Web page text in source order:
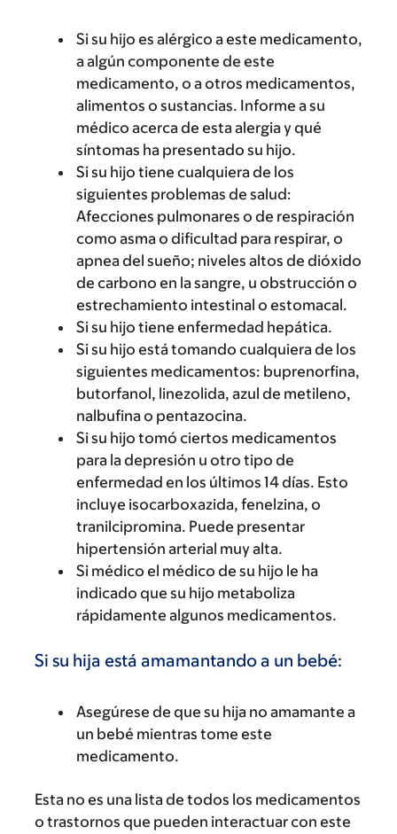
Si su hijo es alérgico a este medicamento,
a algún componente de este
medicamento, o a otros medicamentos,
alimentos o sustancias. Informe a su
médico acerca de esta alergia y qué
síntomas ha presentado su hijo.
Si su hijo tiene cualquiera de los
siguientes problemas de salud:
Afecciones pulmonares o de respiración
como asma o dificultad para respirar, o
apnea del sueño; niveles altos de dióxido
de carbono en la sangre, u obstrucción o
estrechamiento intestinal o estomacal.
Si su hijo tiene enfermedad hepática.
Si su hijo está tomando cualquiera de los
siguientes medicamentos: buprenorfina,
butorfanol, linezolida, azul de metileno,
nalbufina o pentazocina.
Si su hijo tomó ciertos medicamentos
para la depresión u otro tipo de
enfermedad en los últimos 14 días. Esto
incluye isocarboxazida, fenelzina, o
tranilcipromina. Puede presentar
hipertensión arterial muy alta.
Si médico el médico de su hijo le ha
indicado que su hijo metaboliza
rápidamente algunos medicamentos.
Si su hija está amamantando a un bebé:
Asegúrese de que su hija no amamante a
un bebé mientras tome este
medicamento.
Esta no es una lista de todos los medicamentos
o trastornos que pueden interactuar con este